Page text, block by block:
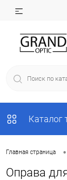
Каталог
Главная страница •
Оправа